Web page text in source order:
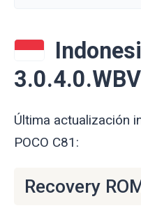
Última actualización
POCO C81:
Recovery